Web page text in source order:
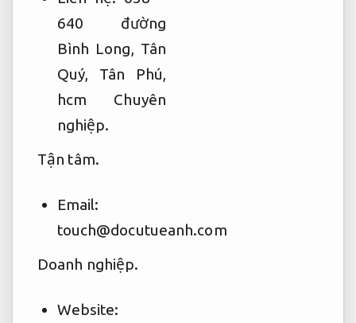
640 đường
Bình Long, Tân
Quý, Tân Phú,
hcm Chuyên
nghiệp.
Tận tâm.
Email:
touch@docutueanh.com
Doanh nghiệp.
Website: